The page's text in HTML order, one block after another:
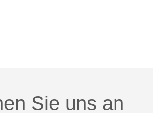
Sie uns an